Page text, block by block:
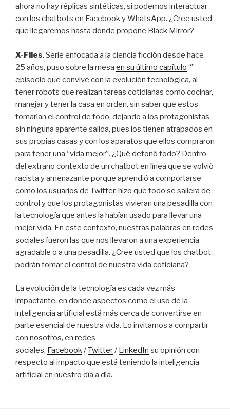
ahora no hay réplicas sintéticas, si podemos interactuar
con los chatbots en Facebook y WhatsApp. ¿Cree usted
que llegaremos hasta donde propone Black Mirror?
X-Files. Serie enfocada a la ciencia ficción desde hace
25 años, puso sobre la mesa en su último capítulo “”
episodio que convive con la evolución tecnológica, al
tener robots que realizan tareas cotidianas como cocinar,
manejar y tener la casa en orden, sin saber que estos
tomarían el control de todo, dejando a los protagonistas
sin ninguna aparente salida, pues los tienen atrapados en
sus propias casas y con los aparatos que ellos compraron
para tener una “vida mejor”. ¿Qué detonó todo? Dentro
del extraño contexto de un chatbot en línea que se volvió
racista y amenazante porque aprendió a comportarse
como los usuarios de Twitter, hizo que todo se saliera de
control y que los protagonistas vivieran una pesadilla con
la tecnología que antes la habían usado para llevar una
mejor vida. En este contexto, nuestras palabras en redes
sociales fueron las que nos llevaron a una experiencia
agradable o a una pesadilla. ¿Cree usted que los chatbot
podrán tomar el control de nuestra vida cotidiana?
La evolución de la tecnología es cada vez más
impactante, en donde aspectos como el uso de la
inteligencia artificial está más cerca de convertirse en
parte esencial de nuestra vida. Lo invitamos a compartir
con nosotros, en redes
sociales, Facebook/Twitter/ LinkedIn su opinión con
respecto al impacto que está teniendo la inteligencia
artificial en nuestro día a día.